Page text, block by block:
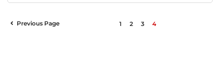
Previous Page 1 2 3 4